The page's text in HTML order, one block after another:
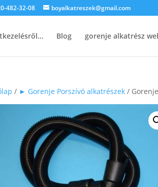
482-32-08 boyalkatreszek@gmail.com
Blog gorenje alkatrész
/ ► Gorenje Porszívó alkatrészek /